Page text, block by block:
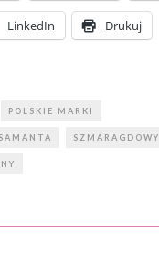
LinkedIn Drukuj
POLSKIE MARKI
SAMANTA SZMARAGDOWY